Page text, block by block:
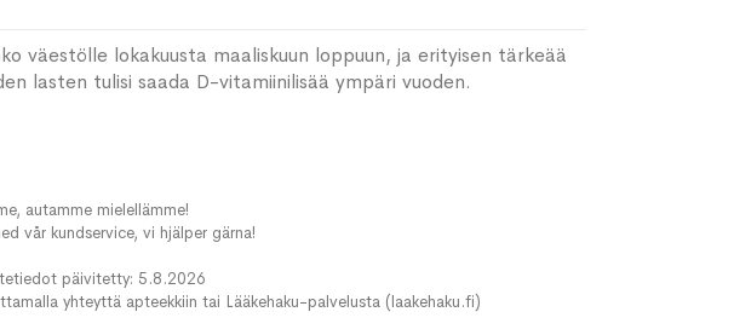
väestölle lokakuusta maaliskuun loppuun, ja erityisen tärkeää
lasten tulisi saada D-vitamiinilisää ympäri vuoden.
autamme mielellämme!
vår kundservice, vi hjälper gärna!
päivitetty: 5.8.2026
yhteyttä apteekkiin tai Lääkehaku-palvelusta (laakehaku.fi)